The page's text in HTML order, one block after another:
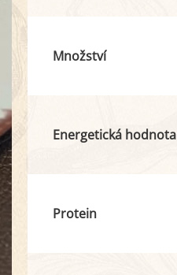
Množství
Energetická hodnota
Protein